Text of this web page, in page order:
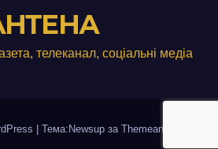
телеканал, соціальні медіа
Тема:Newsup за Themeansar